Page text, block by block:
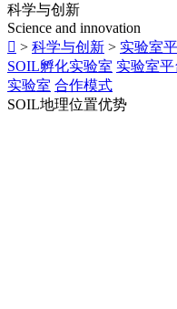
科学与创新
Science and innovation
 > 科学与创新 > 实验室
SOIL孵化实验室 实验室
实验室 合作模式
SOIL地理位置优势